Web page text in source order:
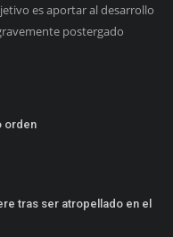
es aportar al desarrollo
postergado
orden
tras ser atropellado en el